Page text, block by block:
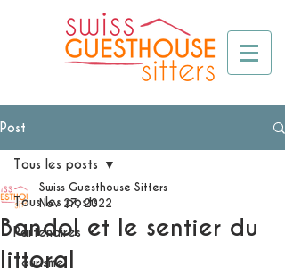
Post
Tous les posts
Partenaires
Tourisme
Tous les posts
Bandol et le sentier du
littoral
Swiss Guesthouse Sitters
Nov 27, 2022